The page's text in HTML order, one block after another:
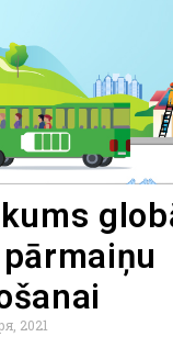
2021